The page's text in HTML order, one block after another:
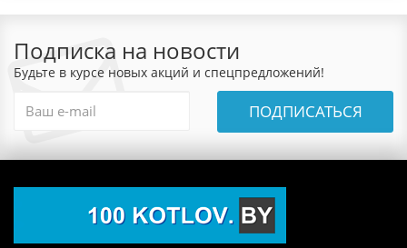
Подписка на новости
Будьте в курсе новых акций и спецпредложений!
ПОДПИСАТЬСЯ